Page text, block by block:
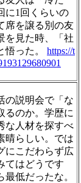
に1回くらいの
席を譲る別の友
を見た時、「社
悟った。 https://t
の説明会で「な
るのか。学歴に
な人材を探すべ
晴らしい。では
にこだわらず広
てはどうです
低だったな。